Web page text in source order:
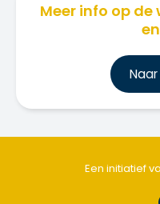
Meer info op
Na
Een initiatief